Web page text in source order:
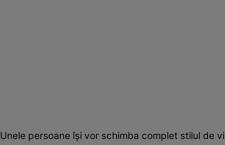
Unele persoane își vor schimba complet stilul de